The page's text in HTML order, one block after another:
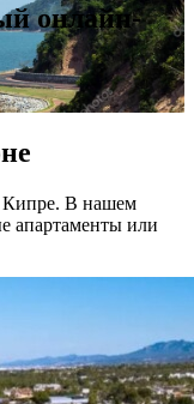
онлайн-
Кипре. В нашем
апартаменты или